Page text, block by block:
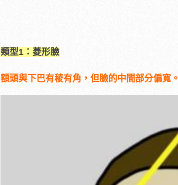
類型1：菱形臉
額頭與下巴有稜有角，但臉的中間部分偏寬。